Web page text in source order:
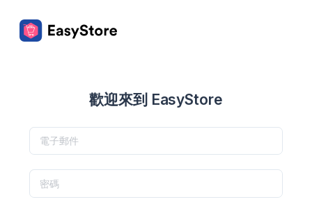
歡迎來到 EasyStore